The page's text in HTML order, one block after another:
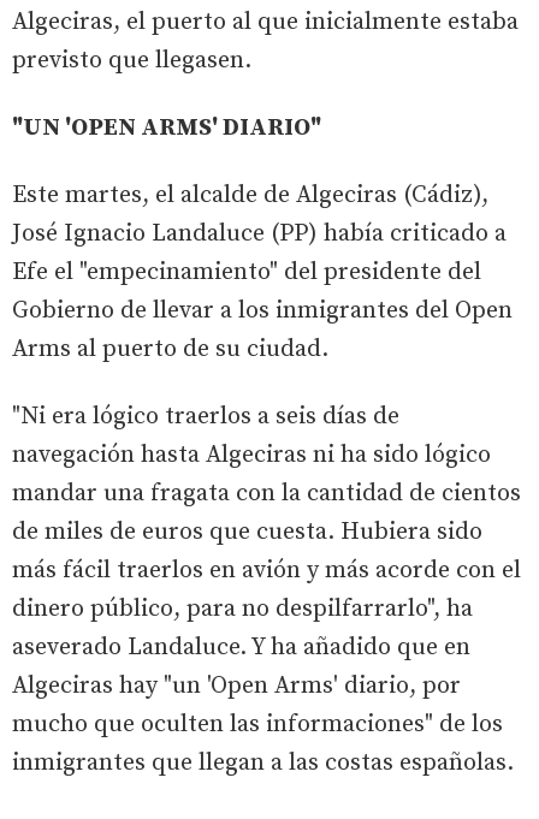
Algeciras, el puerto al que inicialmente estaba
previsto que llegasen.
"UN 'OPEN ARMS' DIARIO"
Este martes, el alcalde de Algeciras (Cádiz),
José Ignacio Landaluce (PP) había criticado a
Efe el "empecinamiento" del presidente del
Gobierno de llevar a los inmigrantes del Open
Arms al puerto de su ciudad.
"Ni era lógico traerlos a seis días de
navegación hasta Algeciras ni ha sido lógico
mandar una fragata con la cantidad de cientos
de miles de euros que cuesta. Hubiera sido
más fácil traerlos en avión y más acorde con el
dinero público, para no despilfarrarlo", ha
aseverado Landaluce. Y ha añadido que en
Algeciras hay "un 'Open Arms' diario, por
mucho que oculten las informaciones" de los
inmigrantes que llegan a las costas españolas.